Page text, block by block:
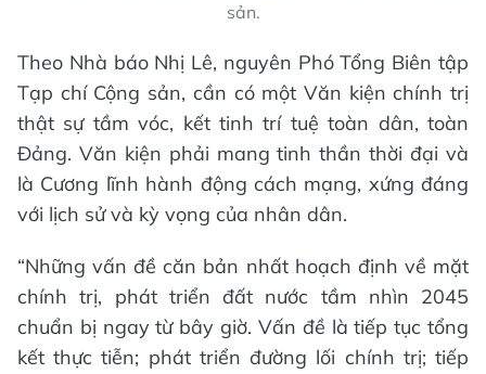
sản.
Theo Nhà báo Nhị Lê, nguyên Phó Tổng Biên tập
Tạp chí Cộng sản, cần có một Văn kiện chính trị
thật sự tầm vóc, kết tinh trí tuệ toàn dân, toàn
Đảng. Văn kiện phải mang tinh thần thời đại và
là Cương lĩnh hành động cách mạng, xứng đáng
với lịch sử và kỳ vọng của nhân dân.
“Những vấn đề căn bản nhất hoạch định về mặt
chính trị, phát triển đất nước tầm nhìn 2045
chuẩn bị ngay từ bây giờ. Vấn đề là tiếp tục tổng
kết thực tiễn; phát triển đường lối chính trị; tiếp